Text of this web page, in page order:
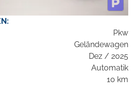
Pkw
Geländewagen
Dez / 2025
Automatik
10 km